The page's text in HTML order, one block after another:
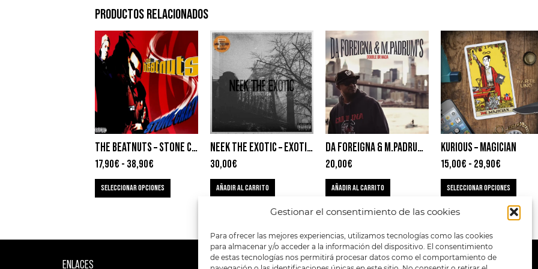
Gestionar el consentimiento de las cookies
Para ofrecer las mejores experiencias, utilizamos tecnologías como las cookies
para almacenar y/o acceder a la información del dispositivo. El consentimiento
de estas tecnologías nos permitirá procesar datos como el comportamiento de
PRODUCTOS RELACIONADOS
THE BEATNUTS – STONE CRAZY
17,90€ - 38,90€
SELECCIONAR OPCIONES
NEEK THE EXOTIC – EXOTIC’S RAW
30,00€
AÑADIR AL CARRITO
DA FOREIGNA & M.PADRUMS – DOUBLE OR NADA
20,00€
AÑADIR AL CARRITO
KURIOUS – MAGICIAN
15,00€ - 29,90€
SELECCIONAR OPCIONES
ENLACES SIGUENOS EN: METODOS DE PAGO: